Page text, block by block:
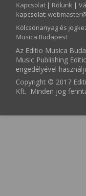
Kapcsolat | Rólunk |
kapcsolat:
Kölcsönanyag és
Musica Budapest
Az Editio Musica
Music Publishing
engedélyével
Copyright © 2017
Kft. Minden jog